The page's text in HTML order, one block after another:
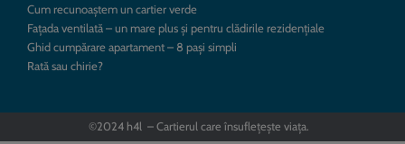
Cum recunoaștem un cartier verde
Fațada ventilată – un mare plus și pentru clădirile rezidențiale
Ghid cumpărare apartament – 8 pași simpli
Rată sau chirie?
©2024 h4l – Cartierul care însuflețește viața.